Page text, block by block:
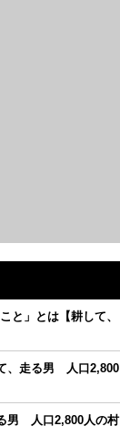
と」とは【耕して、
、走る男 人口2,800
男 人口2,800人の村